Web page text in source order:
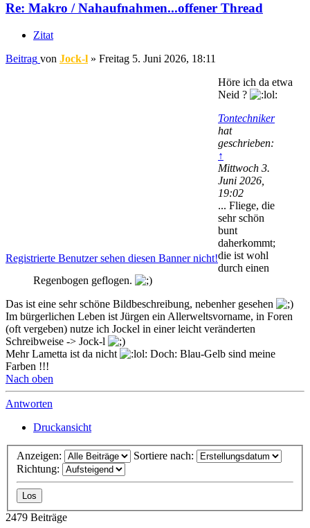
Re: Makro / Nahaufnahmen...offener Thread
Zitat
Beitrag von Jock-l » Freitag 5. Juni 2026, 18:11
Registrierte Benutzer sehen diesen Banner nicht!
Höre ich da etwa
Neid ?
Tontechniker
hat
geschrieben:
↑
Mittwoch 3.
Juni 2026,
19:02
... Fliege, die
sehr schön
bunt
daherkommt;
die ist wohl
durch einen
Regenbogen geflogen.
Das ist eine sehr schöne Bildbeschreibung, nebenher gesehen
Im bürgerlichen Leben ist Jürgen ein Allerweltsvorname, in Foren
(oft vergeben) nutze ich Jockel in einer leicht veränderten
Schreibweise -> Jock-l
Mehr Lametta ist da nicht
Doch: Blau-Gelb sind meine
Farben !!!
Nach oben
Antworten
Druckansicht
Anzeigen:
Sortiere nach:
Richtung:
2479 Beiträge